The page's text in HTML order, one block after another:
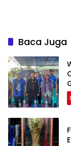
Baca Juga